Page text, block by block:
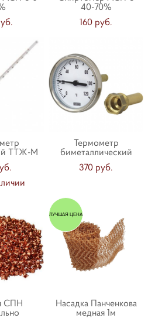
40-70%
160 pуб.
ТТЖ-М
Термометр
биметаллический
370 pуб.
СПН
ЛУЧШАЯ ЦЕНА
Насадка Панченкова
медная 1м